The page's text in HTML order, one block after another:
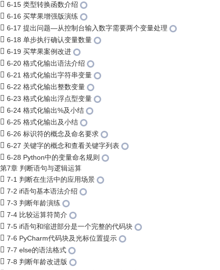
6-15 类型转换函数介绍
6-16 买苹果增强版演练
6-17 提出问题—从控制台输入数字需要两个变量处理
6-18 单步执行确认变量数量
6-19 买苹果案例改进
6-20 格式化输出语法介绍
6-21 格式化输出字符串变量
6-22 格式化输出整数变量
6-23 格式化输出浮点型变量
6-24 格式化输出%及小结
6-25 格式化输出及小结
6-26 标识符的概念及命名要求
6-27 关键字的概念和查看关键字列表
6-28 Python中的变量命名规则
第7章 判断语句与逻辑运算
7-1 判断在生活中的应用场景
7-2 if语句基本语法介绍
7-3 判断年龄演练
7-4 比较运算符简介
7-5 if语句和缩进部分是一个完整的代码块
7-6 PyCharm代码块及光标位置提示
7-7 else的语法格式
7-8 判断年龄改进版